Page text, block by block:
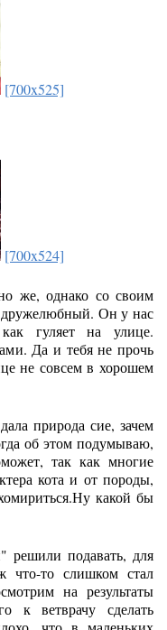
[700x525]
[700x524]
же, однако со своим
дружелюбный. Он у нас
гуляет на улице.
Да и тебя не прочь
не совсем в хорошем
природа сие, зачем
об этом подумываю,
так как многие
кота и от породы,
какой бы
подавать, для
что-то слишком стал
на результаты
к ветврачу сделать